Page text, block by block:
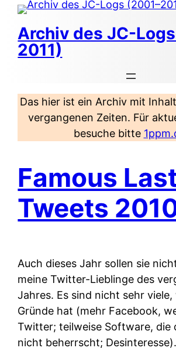
Zum
Inhalt
springen
Archiv des JC-
2011)
Das hier ist ein Archiv mit
vergangenen Zeiten. Für
besuche bitte
Famous
Tweets
Auch dieses Jahr sollen sie
meine Twitter-Lieblinge des
Jahres. Es sind nicht sehr viele,
Gründe hat (mehr Facebook,
Twitter; teilweise Software, die
nicht beherrscht;